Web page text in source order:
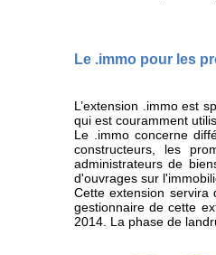
Le .immo pour les
L’extension .immo est
qui est couramment
Le .immo concerne
constructeurs, les
administrateurs de
d'ouvrages sur
Cette extension servira
gestionnaire de cette
2014. La phase de